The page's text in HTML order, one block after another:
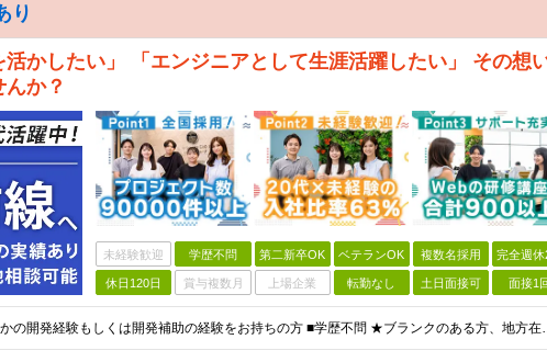
り
活かしたい」 「エンジニアとして生涯活躍したい」 その想
か？
未経験歓迎 学歴不問 第二新卒OK ベテランOK 複数名採用 完全週休
休日120日 賞与複数月 上場企業 転勤なし 土日面接可 面接1
■何らかの開発経験もしくは